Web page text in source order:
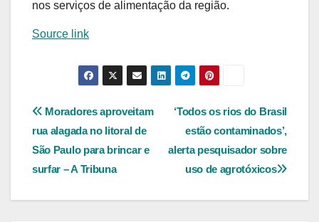
nos serviços de alimentação da região.
Source link
Navegação
de
Post
‘Todos os rios do Brasil
estão contaminados’,
alerta pesquisador sobre
uso de agrotóxicos
Moradores aproveitam
rua alagada no litoral de
São Paulo para brincar e
surfar – A Tribuna